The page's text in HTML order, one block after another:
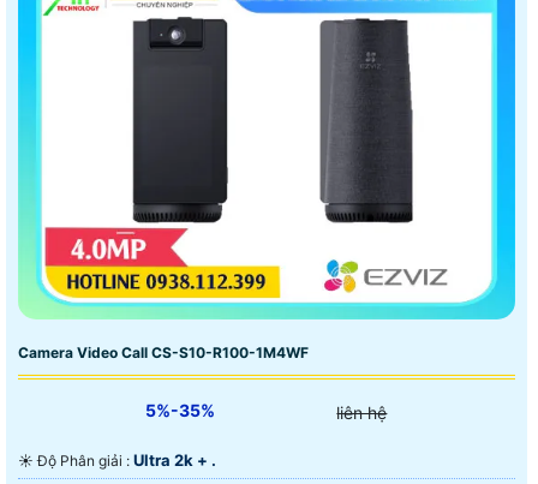
Camera Video Call CS-S10-R100-1M4WF
5%-35% liên hệ
☀️ Độ Phân giải : Ultra 2k + .